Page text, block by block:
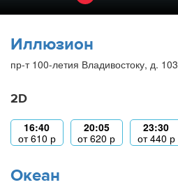
Иллюзион
пр-т 100-летия Владивостоку, д. 103
2D
16:40
от610 р
20:05
от620 р
23:30
от440 р
Океан